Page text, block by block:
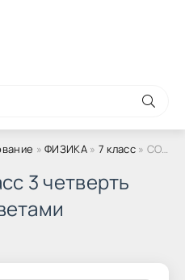
»ФИЗИКА» 7 класс» СОР Физика 7 класс 3 четверть «Давление» с ответами
3 четверть